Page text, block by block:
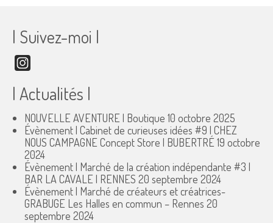
| Suivez-moi |
| Actualités |
NOUVELLE AVENTURE | Boutique 10 octobre 2025
Évènement | Cabinet de curieuses idées #9 | CHEZ
NOUS CAMPAGNE Concept Store | BUBERTRÉ 19 octobre
2024
Évènement | Marché de la création indépendante #3 |
BAR LA CAVALE | RENNES 20 septembre 2024
Évènement | Marché de créateurs et créatrices-
GRABUGE Les Halles en commun – Rennes 20
septembre 2024